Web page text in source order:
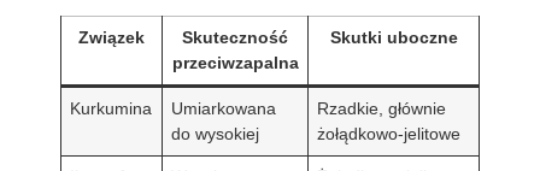
Związek
Skuteczność
przeciwzapalna
Skutki uboczne
Kurkumina
Umiarkowana
do wysokiej
Rzadkie, głównie
żołądkowo-jelitowe